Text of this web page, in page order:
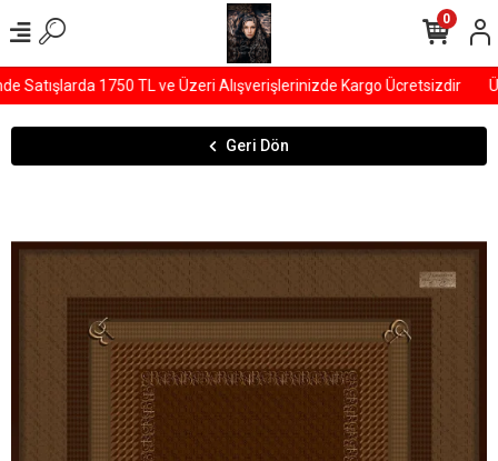
1750 TL ve Üzeri Alışverişlerinizde Kargo Ücretsizdir
0
Geri Dön